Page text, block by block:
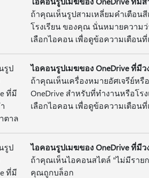
ถ้าคุณเห็นรูปสามเหลี่ยมคําเตือนสี
โรงเรียน ของคุณ นั่นหมายความ
เลือกไอคอน เพื่อดูข้อความเตือน
ไอคอนรูปเมฆของ OneDrive ที่มี
ถ้าคุณเห็นเครื่องหมายอัศเจรีย์หรื
OneDrive สําหรับที่ทํางานหรือโ
เลือกไอคอน เพื่อดูข้อความเตือน
ไอคอนรูปเมฆของ OneDrive ที่มี
ถ้าคุณเห็นไอคอนสไตล์ "ไม่มีราย
คุณถูกบล็อก